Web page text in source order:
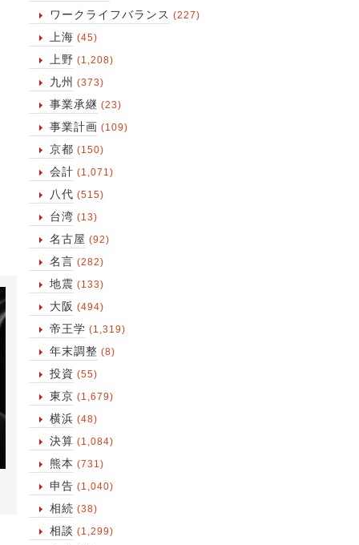
ワークライフバランス (227)
上海 (45)
上野 (1,208)
九州 (373)
事業承継 (23)
事業計画 (109)
京都 (150)
会計 (1,071)
八代 (515)
台湾 (13)
名古屋 (92)
名言 (282)
地震 (133)
大阪 (494)
帝王学 (1,319)
年末調整 (8)
投資 (55)
東京 (1,679)
横浜 (48)
決算 (1,084)
熊本 (731)
申告 (1,040)
相続 (38)
相談 (1,299)